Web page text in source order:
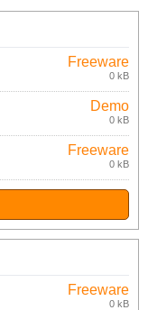
Freeware
0 kB
Demo
0 kB
Freeware
0 kB
Freeware
0 kB